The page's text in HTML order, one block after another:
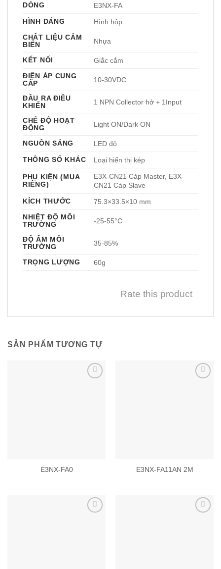
DÒNG
E3NX-FA
HÌNH DÁNG
Hình hộp
CHẤT LIỆU CẢM
BIẾN
Nhựa
KẾT NỐI
Giắc cắm
ĐIỆN ÁP CUNG
CẤP
10-30VDC
ĐẦU RA ĐIỀU
KHIỂN
1 NPN Collector hở + 1Input
CHẾ ĐỘ HOẠT
ĐỘNG
Light ON/Dark ON
NGUỒN SÁNG
LED đỏ
THÔNG SỐ KHÁC
Loại hiển thị kép
PHỤ KIỆN (MUA
RIÊNG)
E3X-CN21 Cáp Master, E3X-
CN21 Cáp Slave
KÍCH THƯỚC
75.3×33.5×10 mm
NHIỆT ĐỘ MÔI
TRƯỜNG
-25-55°C
ĐỘ ẨM MÔI
TRƯỜNG
35-85%
TRỌNG LƯỢNG 60g
Rate this product
SẢN PHẨM TƯƠNG TỰ
E3NX-FA0 E3NX-FA11AN 2M